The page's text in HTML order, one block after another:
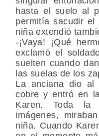
hasta el suelo al
permitía sacudir el
niña extendió
-¡Vaya! ¡Qué
exclamó el
suelten cuando
las suelas de los
La anciana dio al
cobre y entró en
Karen. Toda la
imágenes,
niña. Cuando